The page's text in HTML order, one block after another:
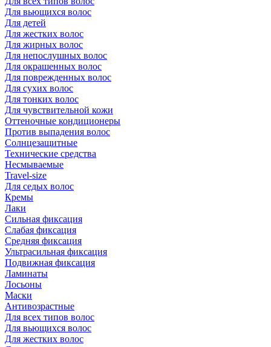
Для вьющихся волос
Для детей
Для жестких волос
Для жирных волос
Для непослушных волос
Для окрашенных волос
Для поврежденных волос
Для сухих волос
Для тонких волос
Для чувствительной кожи
Оттеночные кондиционеры
Против выпадения волос
Солнцезащитные
Технические средства
Несмываемые
Travel-size
Для седых волос
Кремы
Лаки
Сильная фиксация
Слабая фиксация
Средняя фиксация
Ультрасильная фиксация
Подвижная фиксация
Ламинаты
Лосьоны
Маски
Антивозрастные
Для всех типов волос
Для вьющихся волос
Для жестких волос